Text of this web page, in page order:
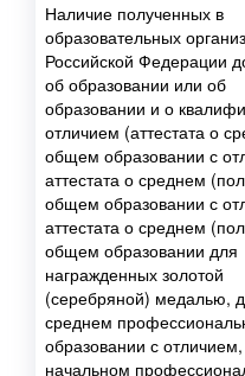
Наличие полученных в
образовательных
Российской Федерации
об образовании или об
образовании и о
отличием (аттестата о
общем образовании с
аттестата о среднем
общем образовании с
аттестата о среднем
общем образовании для
награжденных золотой
(серебряной) медалью,
среднем
образовании с
начальном